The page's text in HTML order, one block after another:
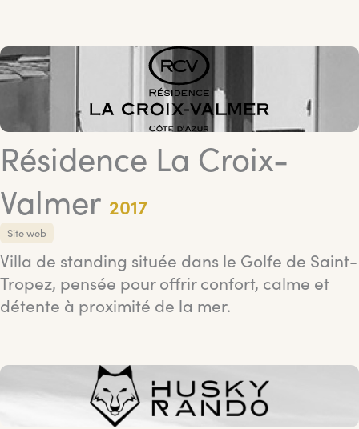
Résidence La Croix-
Valmer 2017
Site web
Villa de standing située dans le Golfe de Saint-
Tropez, pensée pour offrir confort, calme et
détente à proximité de la mer.